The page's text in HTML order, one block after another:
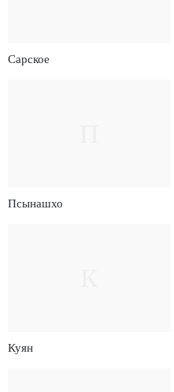
Сарское
Псынашхо
Куян